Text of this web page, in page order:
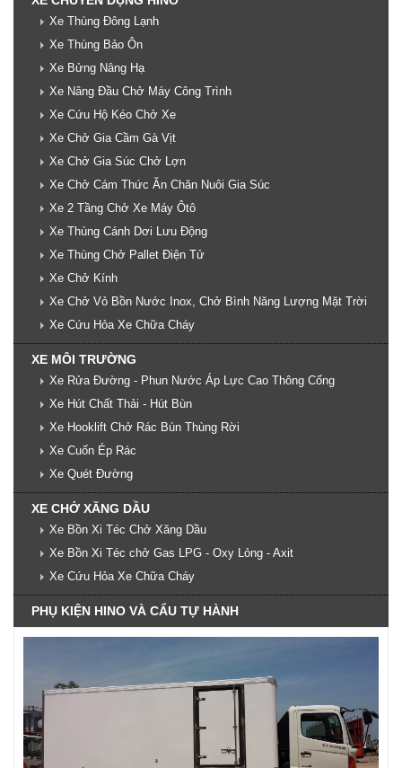
Xe Thùng Đông Lạnh
Xe Thùng Bảo Ôn
Xe Bửng Nâng Hạ
Xe Nâng Đầu Chở Máy Công Trình
Xe Cứu Hộ Kéo Chở Xe
Xe Chở Gia Cầm Gà Vịt
Xe Chở Gia Súc Chở Lợn
Xe Chở Cám Thức Ăn Chăn Nuôi Gia Súc
Xe 2 Tầng Chở Xe Máy Ôtô
Xe Thùng Cánh Dơi Lưu Động
Xe Thùng Chở Pallet Điện Tử
Xe Chở Kính
Xe Chở Vỏ Bồn Nước Inox, Chở Bình Năng Lượng Mặt Trời
Xe Cứu Hỏa Xe Chữa Cháy
XE MÔI TRƯỜNG
Xe Rửa Đường - Phun Nước Áp Lực Cao Thông Cống
Xe Hút Chất Thải - Hút Bùn
Xe Hooklift Chở Rác Bùn Thùng Rời
Xe Cuốn Ép Rác
Xe Quét Đường
XE CHỞ XĂNG DẦU
Xe Bồn Xi Téc Chở Xăng Dầu
Xe Bồn Xi Téc chở Gas LPG - Oxy Lỏng - Axit
Xe Cứu Hỏa Xe Chữa Cháy
PHỤ KIỆN HINO VÀ CẨU TỰ HÀNH